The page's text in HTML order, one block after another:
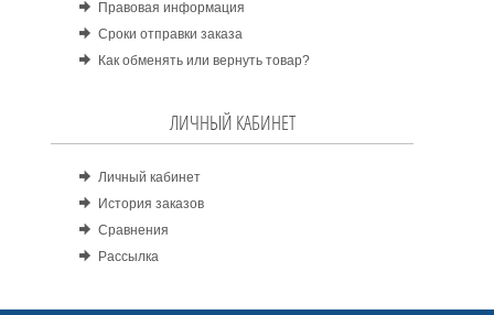
Правовая информация
Сроки отправки заказа
Как обменять или вернуть товар?
ЛИЧНЫЙ КАБИНЕТ
Личный кабинет
История заказов
Сравнения
Рассылка